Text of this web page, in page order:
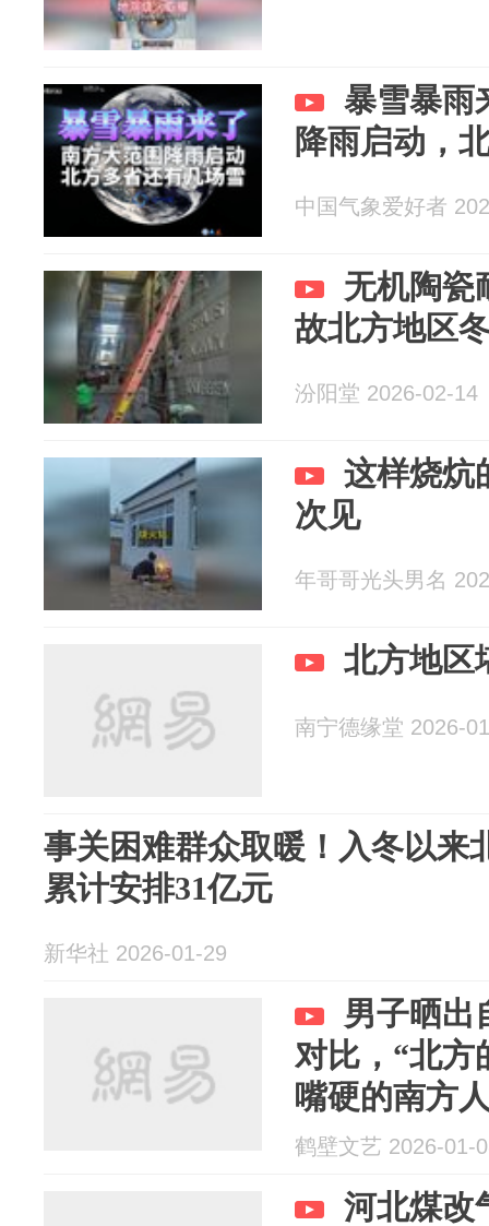
暴雪暴雨
降雨启动，
中国气象爱好者
无机陶瓷
故北方地区
汾阳堂 2026-02-14
这样烧炕
次见
年哥哥光头男名
北方地区
南宁德缘堂 2026-
事关困难群众取暖！入冬以来
累计安排31亿元
新华社 2026-01-29
男子晒出
对比，“北方
嘴硬的南方
了，身子快
鹤壁文艺 2026-01-
河北煤改